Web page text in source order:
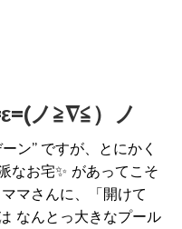
ノ≧∇≦）ノ
ン” ですが、とにかく
なお宅✨ があってこそ
マさんに、「開けて
なんとっ大きなプール